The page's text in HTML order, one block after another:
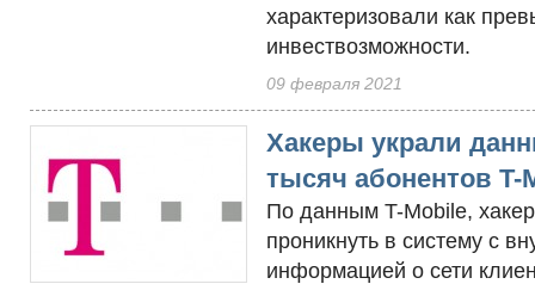
характеризовали как
инвествозможности.
09 февраля 2021
Хакеры украли
тысяч абонентов T-
По данным T-Mobile,
проникнуть в систему с
информацией о сети